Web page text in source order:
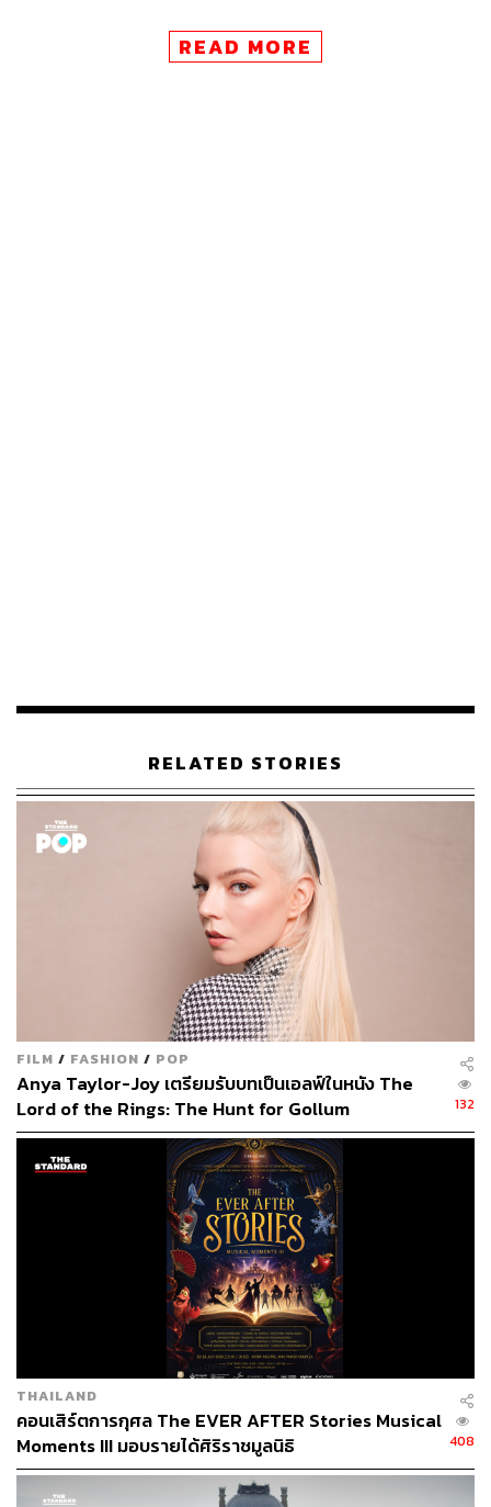
ยนตร์มิวสิคัลสักครั้ง เพราะเธอเป็นพวกชอบทำงานหนัก “ฉัน
ชอบมากถ้าเรามีเป้าหมายเป็นภูเขาลูกใหญ่ให้ข้ามไป การที่
ABOUT THE AUTHOR
ภัทรณกัญ อนันเต่า
กองบรรณาธิการคัลเจอร์ สำนักข่าว THE
STANDARD
READ MORE
RELATED STORIES
FILM / FASHION / POP
Anya Taylor-Joy เตรียมรับบทเป็นเอลฟ์ในหนัง The
Lord of the Rings: The Hunt for Gollum
132
THAILAND
คอนเสิร์ตการกุศล The EVER AFTER Stories Musical
Moments III มอบรายได้ศิริราชมูลนิธิ
408